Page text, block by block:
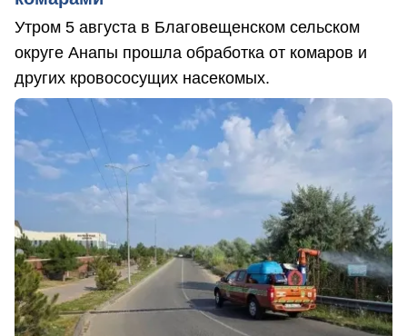
Утром 5 августа в Благовещенском сельском
округе Анапы прошла обработка от комаров и
других кровососущих насекомых.